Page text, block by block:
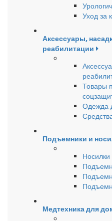
Уход за
Аксессуары,
реабилитации
Товары
Одежда
Подъемники и
Медтехника для